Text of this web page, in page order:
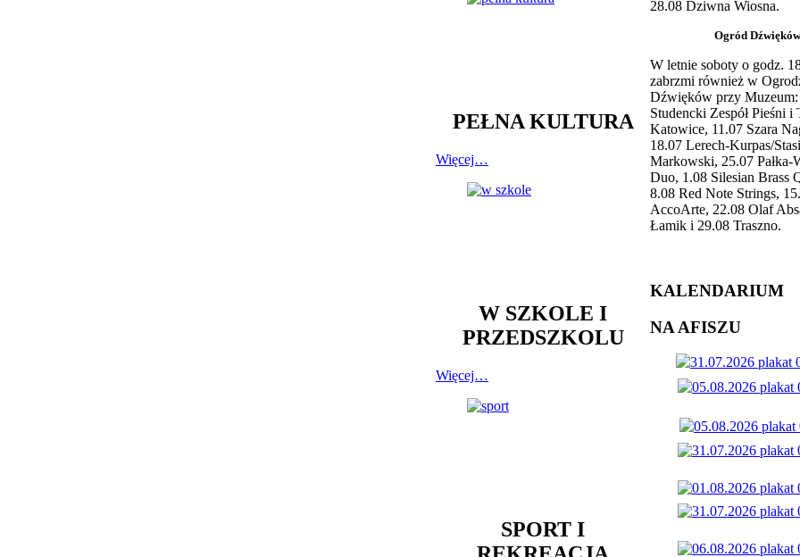
PEŁNA KULTURA
Więcej…
W SZKOLE I
PRZEDSZKOLU
Więcej…
SPORT I
28.08 Dziwna Wiosna.
Ogród Dźwięków
W letnie soboty o godz.
zabrzmi również w
Dźwięków przy
Studencki Zespół Pieśni i
Katowice, 11.07 Szara
18.07 Lerech-Kurpas/
Markowski, 25.07 Pałka-
Duo, 1.08 Silesian Brass
8.08 Red Note Strings,
AccoArte, 22.08 Olaf
Łamik i 29.08 Traszno.
KALENDARIUM
NA AFISZU